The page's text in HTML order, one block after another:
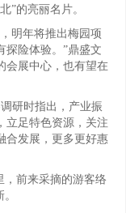
”的亮丽名片。
明年将推出梅园项
探险体验。”鼎盛文
会展中心，也有望在
研时指出，产业振
立足特色资源，关注
合发展，更多更好惠
前来采摘的游客络